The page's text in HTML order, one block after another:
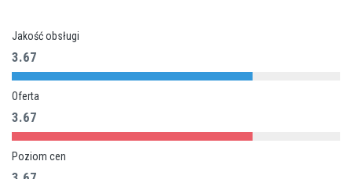
Jakość obsługi
3.67
Oferta
3.67
Poziom cen